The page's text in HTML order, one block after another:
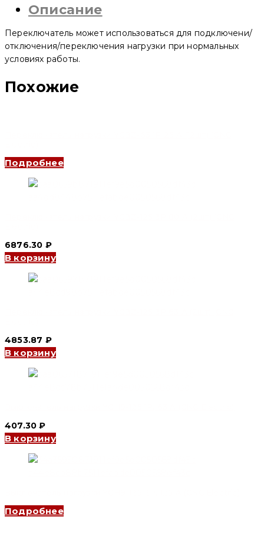
125
2P
A
(3шт)
Electric)
Описание
Переключатель может использоваться для подключени/
отключения/переключения нагрузки при нормальных
условиях работы.
Похожие
Подробнее
6876.30 ₽
В корзину
4853.87 ₽
В корзину
407.30₽
В корзину
Подробнее